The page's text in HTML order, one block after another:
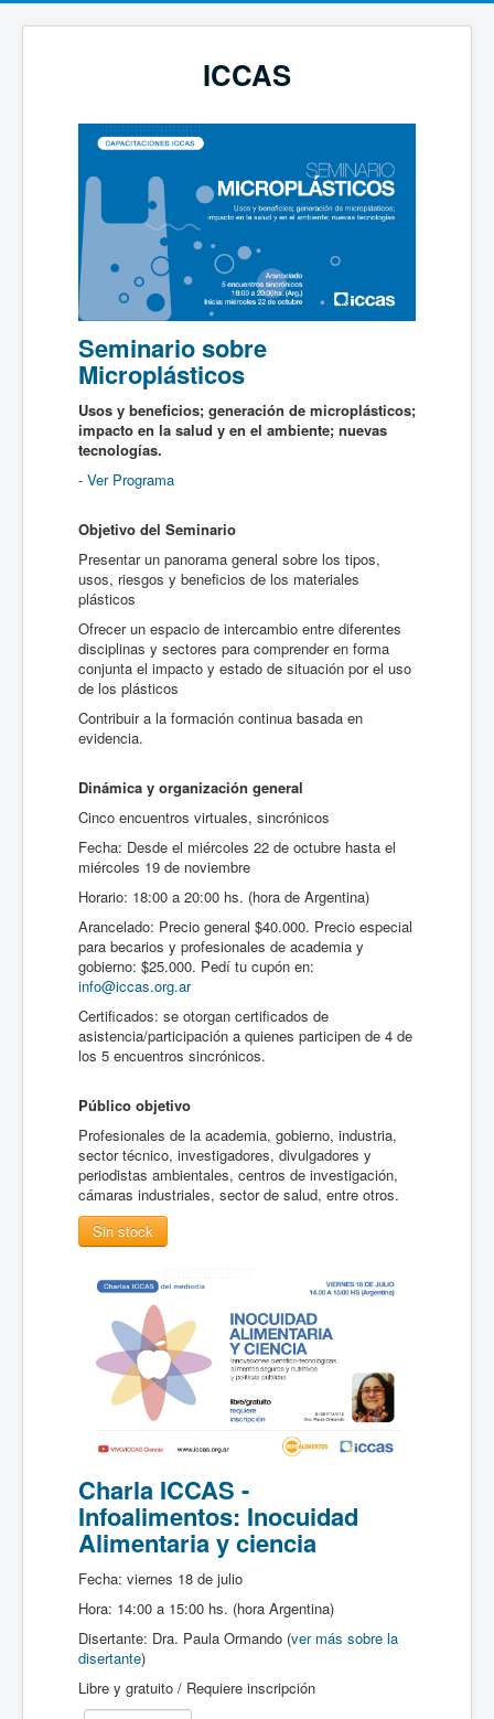
ICCAS
Seminario sobre
Microplásticos
Usos y beneficios; generación de microplásticos;
impacto en la salud y en el ambiente; nuevas
tecnologías.
- Ver Programa
Objetivo del Seminario
Presentar un panorama general sobre los tipos,
usos, riesgos y beneficios de los materiales
plásticos
Ofrecer un espacio de intercambio entre diferentes
disciplinas y sectores para comprender en forma
conjunta el impacto y estado de situación por el uso
de los plásticos
Contribuir a la formación continua basada en
evidencia.
Dinámica y organización general
Cinco encuentros virtuales, sincrónicos
Fecha: Desde el miércoles 22 de octubre hasta el
miércoles 19 de noviembre
Horario: 18:00 a 20:00 hs. (hora de Argentina)
Arancelado: Precio general $40.000. Precio especial
para becarios y profesionales de academia y
gobierno: $25.000. Pedí tu cupón en:
info@iccas.org.ar
Certificados: se otorgan certificados de
asistencia/participación a quienes participen de 4 de
los 5 encuentros sincrónicos.
Público objetivo
Profesionales de la academia, gobierno, industria,
sector técnico, investigadores, divulgadores y
periodistas ambientales, centros de investigación,
cámaras industriales, sector de salud, entre otros.
Charla ICCAS -
Infoalimentos: Inocuidad
Alimentaria y ciencia
Fecha: viernes 18 de julio
Hora: 14:00 a 15:00 hs. (hora Argentina)
Disertante: Dra. Paula Ormando (ver más sobre la
disertante)
Libre y gratuito / Requiere inscripción